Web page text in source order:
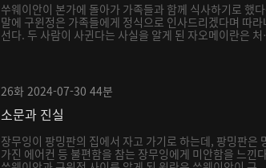
쑤웨이안이 본가에 돌아가 가족들과 함께 식사하기로 했
말에 구윈정은 가족들에게 정식으로 인사드리겠다며 따라
선다. 두 사람이 사귄다는 사실을 알게 된 자오메이란은 처
26화 2024-07-30 44분
소문과 진실
장무잉이 팡밍판의 집에서 자고 가기로 하는데, 팡밍판은
가진 에어컨 등 불편함을 참는 장무잉에게 미안함을 느낀